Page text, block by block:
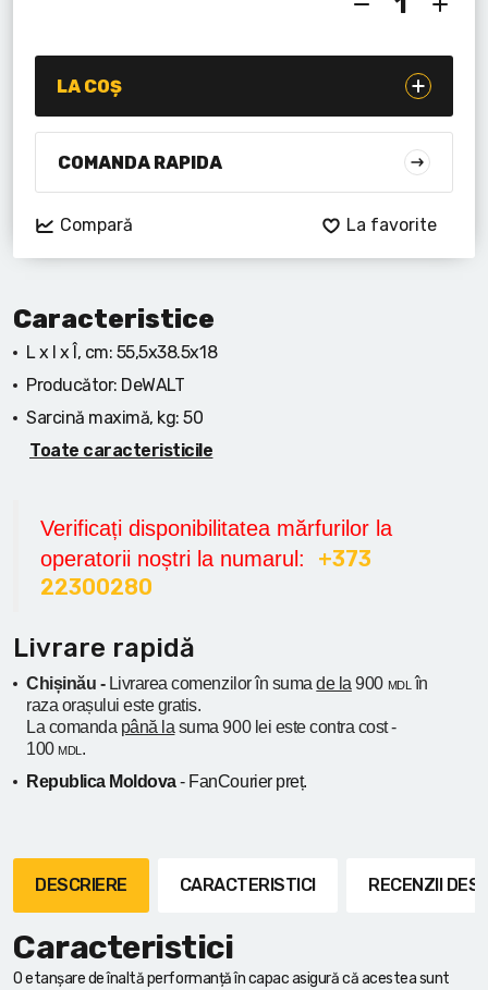
Seturi de scule cu acumulator
Alte scule cu acumulator
Caracteristice
L x l x Î, cm: 55,5x38.5x18
Producător: DeWALT
Sarcină maximă, kg: 50
Toate caracteristicile
Verificați disponibilitatea mărfurilor la
operatorii noștri la numarul: +373
22300280
Livrare rapidă
Chișinău - Livrarea comenzilor în sumade la 900 MDL în
raza orașului este gratis.
La comanda până la suma 900 lei este contra cost -
100 MDL .
Republica Moldova- FanCourier preț.
LA COȘ
COMANDA RAPIDA
Compară La favorite
DESCRIERE CARACTERISTICI RECENZII
Caracteristici
O etanșare de înaltă performanță în capac asigură că acestea sunt